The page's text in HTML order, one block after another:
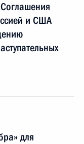
и США
для